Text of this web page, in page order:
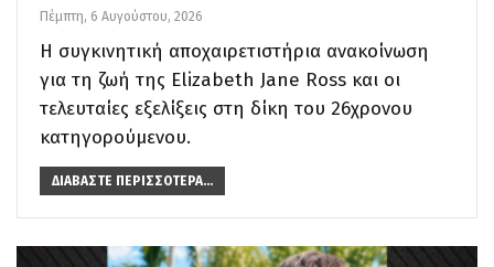
Πέμπτη, 6 Αυγούστου, 2026
Η συγκινητική αποχαιρετιστήρια ανακοίνωση
για τη ζωή της Elizabeth Jane Ross και οι
τελευταίες εξελίξεις στη δίκη του 26χρονου
κατηγορούμενου.
ΔΙΑΒΆΣΤΕ ΠΕΡΙΣΣΌΤΕΡΑ...